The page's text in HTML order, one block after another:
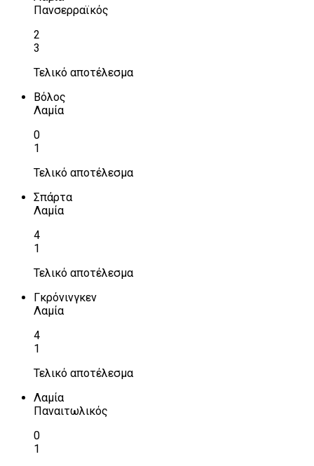
Πανσερραϊκός
2
3
Τελικό αποτέλεσμα
Βόλος
Λαμία
0
1
Τελικό αποτέλεσμα
Σπάρτα
Λαμία
4
1
Τελικό αποτέλεσμα
Γκρόνινγκεν
Λαμία
4
1
Τελικό αποτέλεσμα
Λαμία
Παναιτωλικός
0
1